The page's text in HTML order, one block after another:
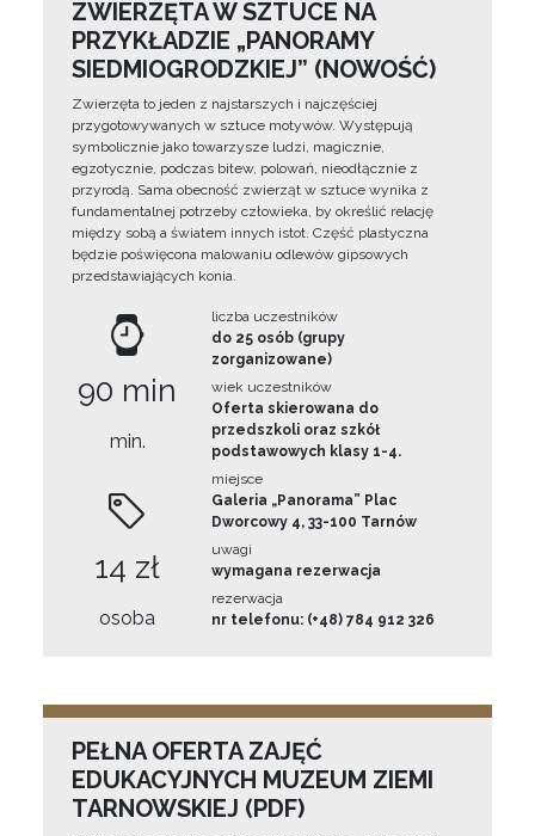
ZWIERZĘTA W SZTUCE NA
PRZYKŁADZIE „PANORAMY
SIEDMIOGRODZKIEJ” (NOWOŚĆ)
Zwierzęta to jeden z najstarszych i najczęściej
przygotowywanych w sztuce motywów. Występują
symbolicznie jako towarzysze ludzi, magicznie,
egzotycznie, podczas bitew, polowań, nieodłącznie z
przyrodą. Sama obecność zwierząt w sztuce wynika z
fundamentalnej potrzeby człowieka, by określić relację
między sobą a światem innych istot. Część plastyczna
będzie poświęcona malowaniu odlewów gipsowych
przedstawiających konia.
90 min
min.
14 zł
osoba
liczba uczestników
do 25 osób (grupy
zorganizowane)
wiek uczestników
Oferta skierowana do
przedszkoli oraz szkół
podstawowych klasy 1-4.
miejsce
Galeria „Panorama” Plac
Dworcowy 4, 33-100 Tarnów
uwagi
wymagana rezerwacja
rezerwacja
nr telefonu: (+48) 784 912 326
PEŁNA OFERTA ZAJĘĆ
EDUKACYJNYCH MUZEUM ZIEMI
TARNOWSKIEJ (PDF)